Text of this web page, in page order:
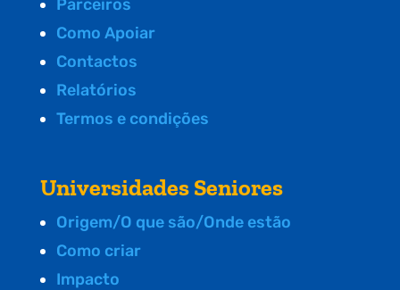
Parceiros
Como Apoiar
Contactos
Relatórios
Termos e condições
Universidades Seniores
Origem/O que são/Onde estão
Como criar
Impacto